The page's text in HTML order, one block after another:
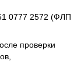
0777 2572 (ФЛП
проверки